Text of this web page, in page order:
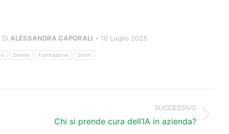
Di ALESSANDRA CAPORALI 16 Luglio 2025
Donne Formazione Stem
SUCCESSIVO
ProssimoChi si prende cura dell’IA in azienda?